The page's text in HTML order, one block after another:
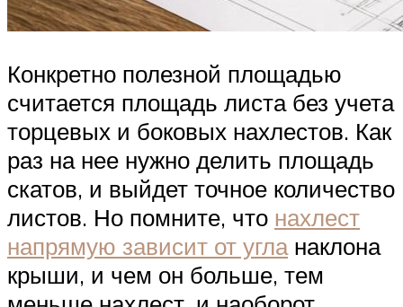
Конкретно полезной площадью
считается площадь листа без учета
торцевых и боковых нахлестов. Как
раз на нее нужно делить площадь
скатов, и выйдет точное количество
листов. Но помните, что нахлест
напрямую зависит от угланаклона
крыши, и чем он больше, тем